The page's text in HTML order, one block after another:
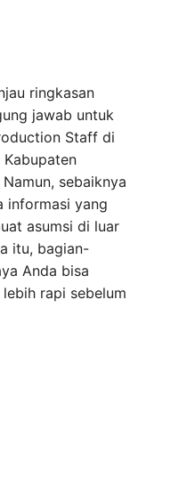
ringkasan
jawab untuk
Staff di
sebaiknya
informasi yang
asumsi di luar
itu, bagian-
Anda bisa
rapi sebelum